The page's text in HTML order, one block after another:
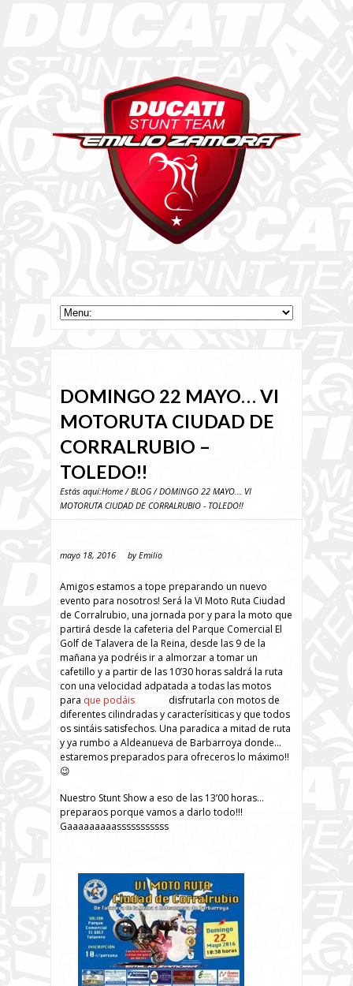
DOMINGO 22 MAYO… VI
MOTORUTA CIUDAD DE
CORRALRUBIO –
TOLEDO!!
Estás aquí:Home/BLOG/ DOMINGO 22 MAYO... VI
MOTORUTA CIUDAD DE CORRALRUBIO - TOLEDO!!
mayo 18, 2016 byEmilio
Amigos estamos a tope preparando un nuevo
evento para nosotros! Será la VI Moto Ruta Ciudad
de Corralrubio, una jornada por y para la moto que
partirá desde la cafeteria del Parque Comercial El
Golf de Talavera de la Reina, desde las 9 de la
mañana ya podréis ir a almorzar a tomar un
cafetillo y a partir de las 10’30 horas saldrá la ruta
con una velocidad adpatada a todas las motos
para que podáis
disfrutarla con motos de
diferentes cilindradas y caracterísiticas y que todos
os sintáis satisfechos. Una paradica a mitad de ruta
y ya rumbo a Aldeanueva de Barbarroya donde…
estaremos preparados para ofreceros lo máximo!!
😉
Nuestro Stunt Show a eso de las 13’00 horas…
preparaos porque vamos a darlo todo!!!
Gaaaaaaaaasssssssssss